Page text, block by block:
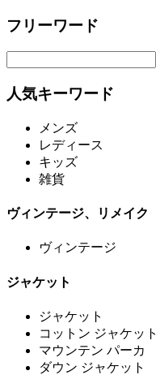
フリーワード
人気キーワード
メンズ
レディース
キッズ
雑貨
ヴィンテージ、リメイク
ヴィンテージ
ジャケット
ジャケット
コットン ジャケット
マウンテン パーカ
ダウン ジャケット